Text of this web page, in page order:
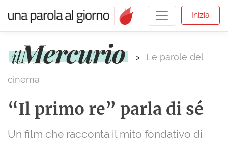
Inizia
> Le parole del
cinema
“Il primo re” parla di sé
Un film che racconta il mito fondativo di